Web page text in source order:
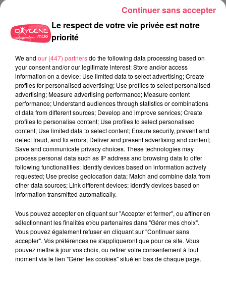
4 août 2026
HAUT-ANJOU. QUI SONT CES CENTAINES DE CYCLISTES SUR LES
ROUTES DE...
Le respect de votre vie privée est notre
priorité
We and our (447) partnersdo the following data processing based on
your consent and/or our legitimate interest: Store and/or access
information on a device; Use limited data to select advertising; Create
profiles for personalised advertising; Use profiles to select personalised
advertising; Measure advertising performance; Measure content
performance; Understand audiences through statistics or combinations
of data from different sources; Develop and improve services; Create
profiles to personalise content; Use profiles to select personalised
content; Use limited data to select content; Ensure security, prevent and
detect fraud, and fix errors; Deliver and present advertising and content;
Save and communicate privacy choices. These technologies may
process personal data such as IP address and browsing data to offer
following functionalities: Identify devices based on information actively
requested; Use precise geolocation data; Match and combine data from
other data sources; Link different devices; Identify devices based on
information transmitted automatically.
Vous pouvez accepter en cliquant sur "Accepter et fermer", ou affiner en
sélectionnant les finalités et/ou partenaires dans "Gérer mes choix".
Vous pouvez également refuser en cliquant sur "Continuer sans
accepter". Vos préférences ne s'appliqueront que pour ce site. Vous
pouvez mettre à jour vos choix, ou retirer votre consentement à tout
moment via le lien "Gérer les cookies" situé en bas de chaque page.
Continuer sans accepter